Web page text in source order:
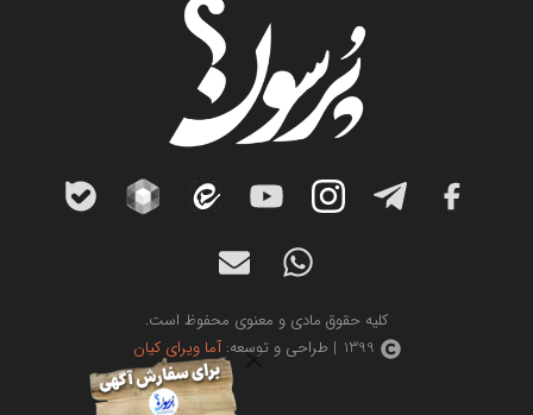
کلیه حقوق مادی و معنوی محفوظ است.
1399 | طراحی و توسعه:
آما ویرای کیان